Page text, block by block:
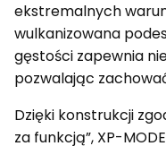
ekstremalnych
wulkanizowana
gęstości zapewnia
pozwalając
Dzięki konstrukcji
za funkcją”, XP-